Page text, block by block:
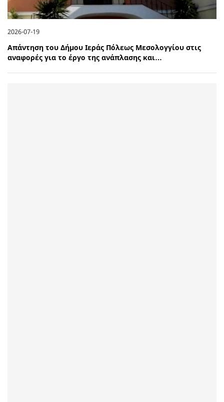
2026-07-19
Απάντηση του Δήμου Ιεράς Πόλεως Μεσολογγίου στις
αναφορές για το έργο της ανάπλασης και…